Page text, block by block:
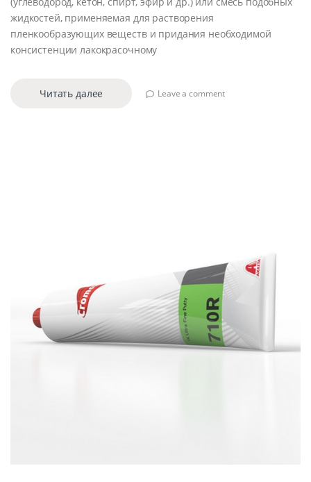
жидкостей, применяемая для растворения
пленкообразующих веществ и придания необходимой
консистенции лакокрасочному
Читать далее Leave a comment